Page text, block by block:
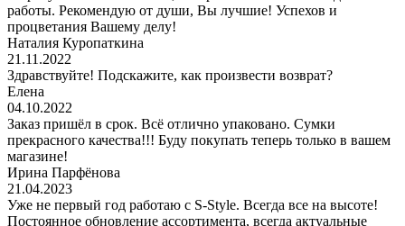
работы. Рекомендую от души, Вы лучшие! Успехов и
процветания Вашему делу!
Наталия Куропаткина
21.11.2022
Здравствуйте! Подскажите, как произвести возврат?
Елена
04.10.2022
Заказ пришёл в срок. Всё отлично упаковано. Сумки
прекрасного качества!!! Буду покупать теперь только в вашем
магазине!
Ирина Парфёнова
21.04.2023
Уже не первый год работаю с S-Style. Всегда все на высоте!
Постоянное обновление ассортимента, всегда актуальные